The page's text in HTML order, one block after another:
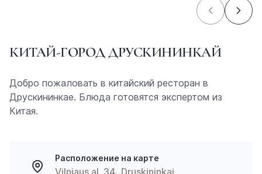
КИТАЙ-ГОРОД ДРУСКИНИНКАЙ
Добро пожаловать в китайский ресторан в
Друскининкае. Блюда готовятся экспертом из
Китая.
Расположение на карте